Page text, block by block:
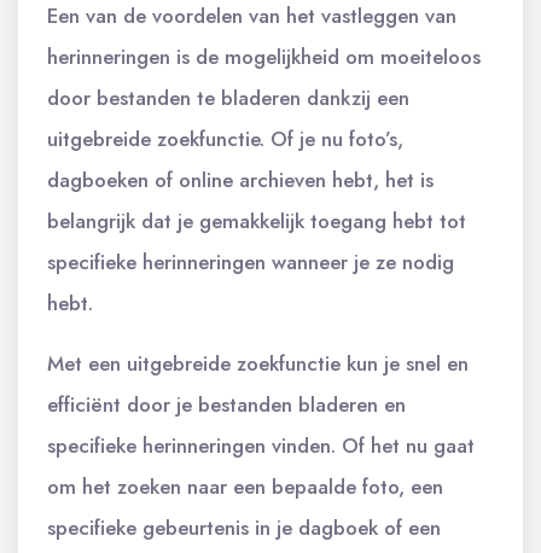
Een van de voordelen van het vastleggen van
herinneringen is de mogelijkheid om moeiteloos
door bestanden te bladeren dankzij een
uitgebreide zoekfunctie. Of je nu foto’s,
dagboeken of online archieven hebt, het is
belangrijk dat je gemakkelijk toegang hebt tot
specifieke herinneringen wanneer je ze nodig
hebt.
Met een uitgebreide zoekfunctie kun je snel en
efficiënt door je bestanden bladeren en
specifieke herinneringen vinden. Of het nu gaat
om het zoeken naar een bepaalde foto, een
specifieke gebeurtenis in je dagboek of een